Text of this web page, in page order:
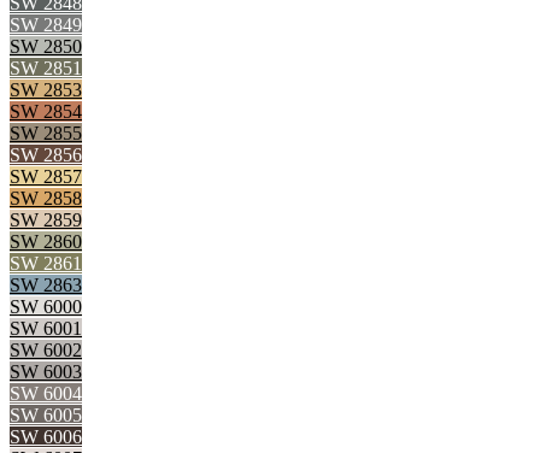
SW 2849
SW 2850
SW 2851
SW 2853
SW 2854
SW 2855
SW 2856
SW 2857
SW 2858
SW 2859
SW 2860
SW 2861
SW 2863
SW 6000
SW 6001
SW 6002
SW 6003
SW 6004
SW 6005
SW 6006